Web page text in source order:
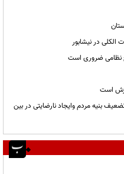
نظامی ضروری است
است
بنیه مردم وایجاد نارضایتی در بین